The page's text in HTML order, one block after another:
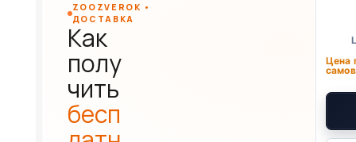
Цена
ZOOZVEROK •
ДОСТАВКА
Как
полу
чить
бесп